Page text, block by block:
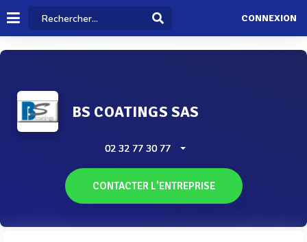
CONNEXION
BS COATINGS SAS
02 32 77 30 77
CONTACTER L'ENTREPRISE